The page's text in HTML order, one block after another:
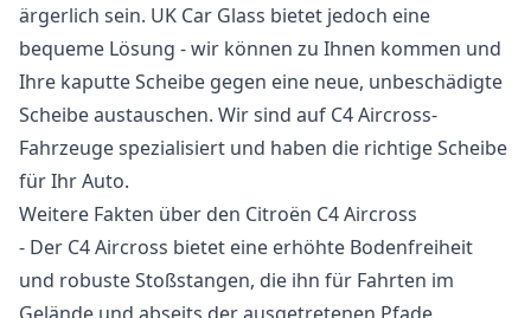
ärgerlich sein. UK Car Glass bietet jedoch eine
bequeme Lösung - wir können zu Ihnen kommen und
Ihre kaputte Scheibe gegen eine neue, unbeschädigte
Scheibe austauschen. Wir sind auf C4 Aircross-
Fahrzeuge spezialisiert und haben die richtige Scheibe
für Ihr Auto.
Weitere Fakten über den Citroën C4 Aircross
- Der C4 Aircross bietet eine erhöhte Bodenfreiheit
und robuste Stoßstangen, die ihn für Fahrten im